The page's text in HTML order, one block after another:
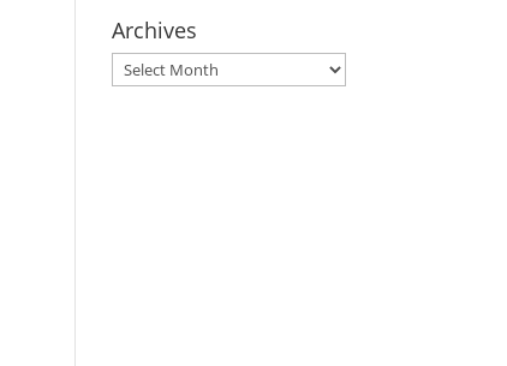
Archives
Archives